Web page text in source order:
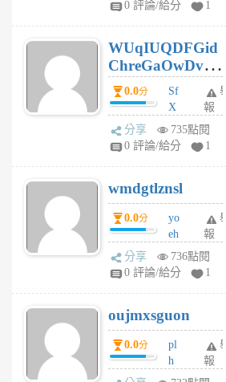
個
月
前
0 評論/給分
1
WUqIUQDFGid
ChreGaOwDv
dY0.0分
Sf
X
Pe
Jc
R
P
m
v
A
V
個
月
前
舉
報
分享
735點閱
0 評論/給分
1
wmdgtlznsl
0.0分
yo
eh
ld
gy
個
月
前
舉
報
分享
736點閱
0 評論/給分
1
oujmxsguon
0.0分
pl
h
wi
舉
報